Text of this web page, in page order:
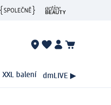
XXL balení dmLIVE ▶